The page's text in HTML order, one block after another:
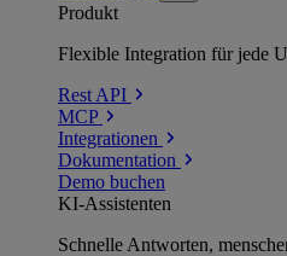
Produkt
Flexible Integration für jede
Rest API
MCP
Integrationen
Dokumentation
Demo buchen
KI-Assistenten
Schnelle Antworten,